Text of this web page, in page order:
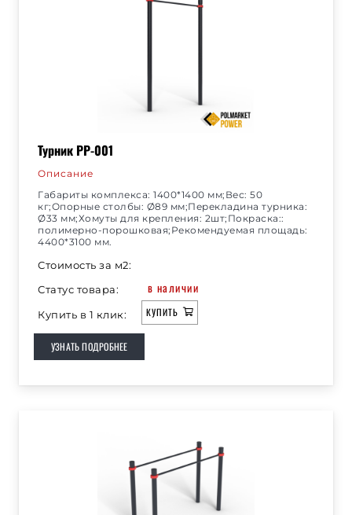
Турник РР-001
Описание
Габариты комплекса: 1400*1400 мм;Вес: 50
кг;Опорные столбы: Ø89 мм;Перекладина турника:
Ø33 мм;Хомуты для крепления: 2шт;Покраска::
полимерно-порошковая;Рекомендуемая площадь:
4400*3100 мм.
Стоимость за м2:
Статус товара:
в наличии
Купить в 1 клик: КУПИТЬ
УЗНАТЬ ПОДРОБНЕЕ